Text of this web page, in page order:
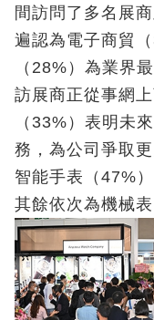
間訪問了多名展
遍認為電子商貿
（28%）為業界
訪展商正從事網
（33%）表明未
務，為公司爭取
智能手表（47%
其餘依次為機械